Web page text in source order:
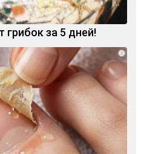
за 5 дней!
i